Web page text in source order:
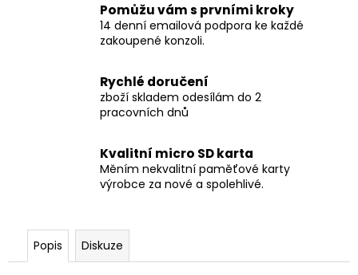
Pomůžu vám s prvními kroky
14 denní emailová podpora ke každé
zakoupené konzoli.
Rychlé doručení
zboží skladem odesílám do 2
pracovních dnů
Kvalitní micro SD karta
Měním nekvalitní paměťové karty
výrobce za nové a spolehlivé.
Popis Diskuze